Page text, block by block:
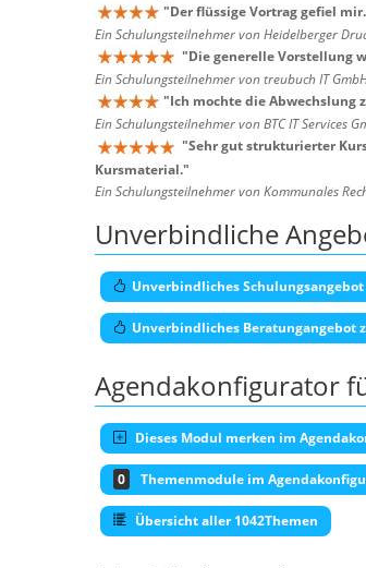
"Der flüssige Vortrag gefiel mir.
Ein Schulungsteilnehmer von Heidelberger
"Die generelle Vorstellung
Ein Schulungsteilnehmer von treubuch IT
"Ich mochte die Abwechslung
Ein Schulungsteilnehmer von BTC IT Services
"Sehr gut strukturierter
Kursmaterial."
Ein Schulungsteilnehmer von Kommunales
Unverbindliche
Unverbindliches
Unverbindliches Beratungangebot
Agendakonfigurator
Dieses Modul merken im
0 Themenmodule im
Übersicht aller 1042Themen